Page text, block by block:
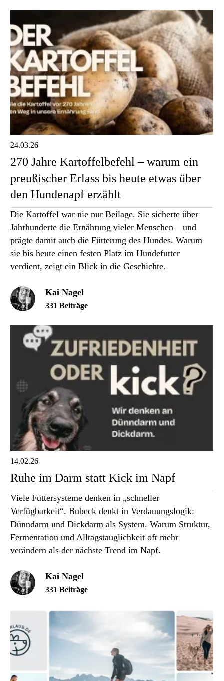
24.03.26
270 Jahre Kartoffelbefehl – warum ein
preußischer Erlass bis heute etwas über
den Hundenapf erzählt
Die Kartoffel war nie nur Beilage. Sie sicherte über
Jahrhunderte die Ernährung vieler Menschen – und
prägte damit auch die Fütterung des Hundes. Warum
sie bis heute einen festen Platz im Hundefutter
verdient, zeigt ein Blick in die Geschichte.
Kai Nagel
331 Beiträge
14.02.26
Ruhe im Darm statt Kick im Napf
Viele Futtersysteme denken in „schneller
Verfügbarkeit“. Bubeck denkt in Verdauungslogik:
Dünndarm und Dickdarm als System. Warum Struktur,
Fermentation und Alltagstauglichkeit oft mehr
verändern als der nächste Trend im Napf.
Kai Nagel
331 Beiträge